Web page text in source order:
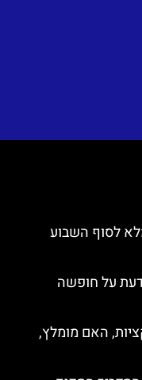
לסוף השבוע
על חופשה
האם מומלץ,